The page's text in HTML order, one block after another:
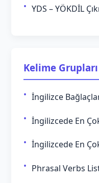
YDS – YÖKDİL
Kelime Grupları
İngilizce
İngilizcede En
İngilizcede En
Phrasal Verbs